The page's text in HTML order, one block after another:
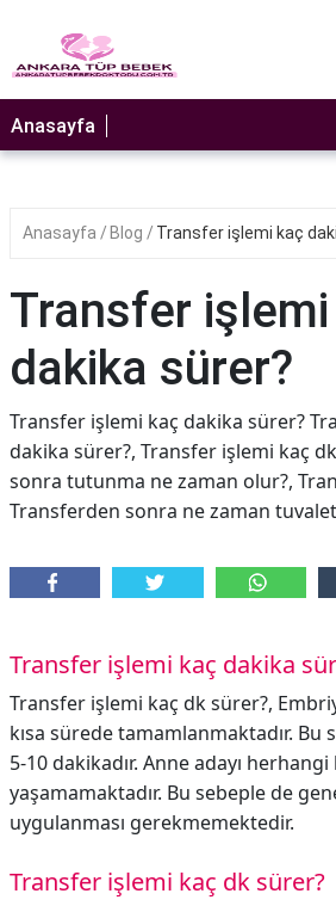
Anasayfa
Anasayfa Blog Transfer işlemi kaç
Transfer
dakika sürer?
Transfer işlemi kaç dakika sürer?
dakika sürer?, Transfer işlemi kaç
sonra tutunma ne zaman olur?,
Transferden sonra ne zaman
Transfer işlemi kaç dakika
Transfer işlemi kaç dk sürer?,
kısa sürede tamamlanmaktadır. Bu
5-10 dakikadır. Anne adayı herhangi
yaşamamaktadır. Bu sebeple de
uygulanması gerekmemektedir.
Transfer işlemi kaç dk sürer?